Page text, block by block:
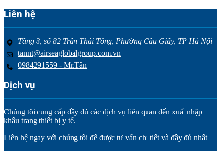
Liên hệ
Tầng 8, số 82 Trần Thái Tông, Phường Cầu Giấy, TP Hà Nội
tannt@airseaglobalgroup.com.vn
0984291559 - Mr.Tân
Dịch vụ
Chúng tôi cung cấp đầy đủ các dịch vụ liên quan đến xuất nhập
khẩu trang thiết bị y tế.
Liên hệ ngay với chúng tôi để được tư vấn chi tiết và đầy đủ nhất